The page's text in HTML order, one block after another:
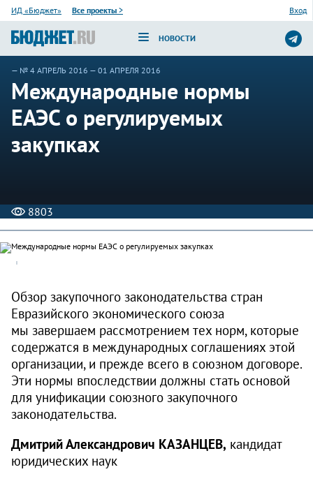
ИД «Бюджет» Все проекты > Вход
НОВОСТИ
— № 4 АПРЕЛЬ 2016 — 01 АПРЕЛЯ 2016
Международные нормы
ЕАЭС о регулируемых
закупках
8803
Обзор закупочного законодательства стран
Евразийского экономического союза
мы завершаем рассмотрением тех норм, которые
содержатся в международных соглашениях этой
организации, и прежде всего в союзном договоре.
Эти нормы впоследствии должны стать основой
для унификации союзного закупочного
законодательства.
Дмитрий Александрович КАЗАНЦЕВ, кандидат
юридических наук